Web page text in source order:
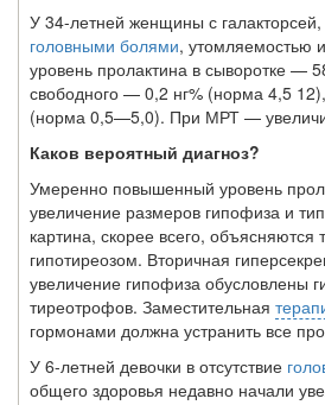
У 34-летней женщины с
головными болями, утомляемостью
уровень пролактина в сыворотке —
свободного — 0,2 нг% (норма 4,5
(норма 0,5—5,0). При МРТ —
Каков вероятный диагноз?
Умеренно повышенный уровень
увеличение размеров гипофиза и
картина, скорее всего,
гипотиреозом. Вторичная
увеличение ги­пофиза обусловлены
тиреотрофов. Заместительная
гормонами должна устранить все
У 6-летней девочки в отсутствие
общего здоровья недавно начали